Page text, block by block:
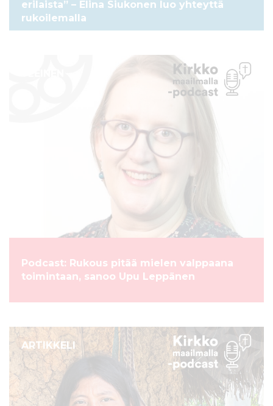
erilaista” – Elina Siukonen luo yhteyttä
rukoilemalla
Podcast: Rukous pitää mielen valppaana
toimintaan, sanoo Upu Leppänen
ARTIKKELI